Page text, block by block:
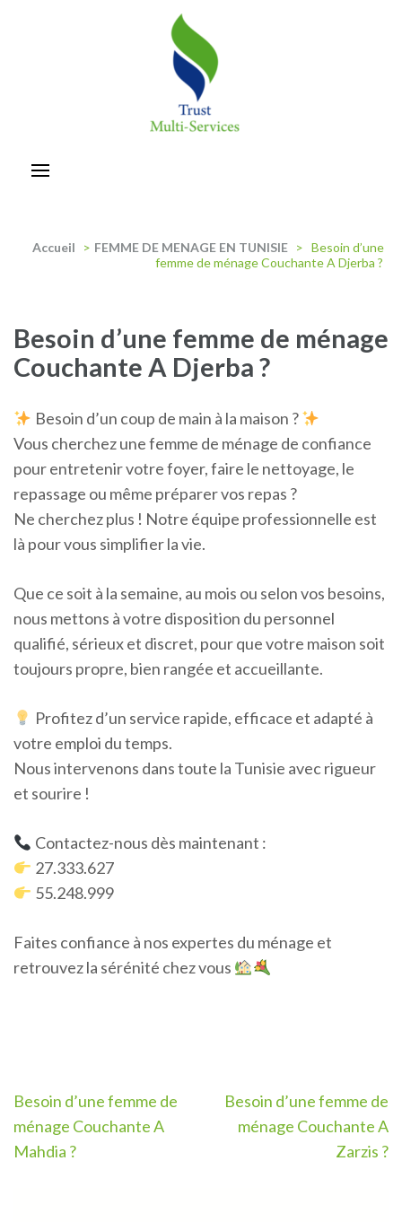
Accueil > FEMME DE MENAGE EN TUNISIE > Besoin d’une
femme de ménage Couchante A Djerba ?
Besoin d’une femme de ménage
Couchante A Djerba ?
Besoin d’un coup de main à la maison ?
Vous cherchez une femme de ménage de confiance
pour entretenir votre foyer, faire le nettoyage, le
repassage ou même préparer vos repas ?
Ne cherchez plus ! Notre équipe professionnelle est
là pour vous simplifier la vie.
Que ce soit à la semaine, au mois ou selon vos besoins,
nous mettons à votre disposition du personnel
qualifié, sérieux et discret, pour que votre maison soit
toujours propre, bien rangée et accueillante.
Profitez d’un service rapide, efficace et adapté à
votre emploi du temps.
Nous intervenons dans toute la Tunisie avec rigueur
et sourire !
Contactez-nous dès maintenant :
27.333.627
55.248.999
Faites confiance à nos expertes du ménage et
retrouvez la sérénité chez vous
Navigation
de
l’article
Besoin d’une femme de
ménage Couchante A
Mahdia ?
Besoin d’une femme de
ménage Couchante A
Zarzis ?